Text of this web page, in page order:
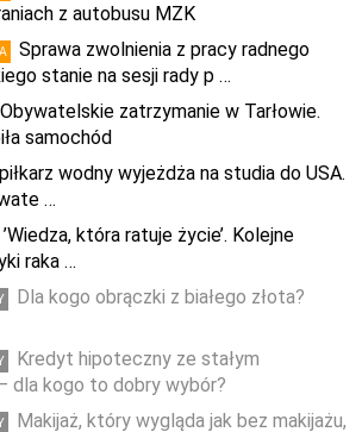
z autobusu MZK
Sprawa zwolnienia z pracy radnego
stanie na sesji rady p …
Obywatelskie zatrzymanie w Tarłowie.
samochód
wodny wyjeżdża na studia do USA.
…
’Wiedza, która ratuje życie’. Kolejne
raka …
Dla kogo obrączki z białego złota?
Kredyt hipoteczny ze stałym
dla kogo to dobry wybór?
Makijaż, który wygląda jak bez makijażu,